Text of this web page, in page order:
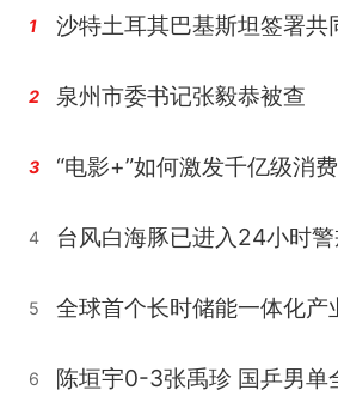
1
2 泉州市委书记张毅恭被查
3
4 台风白海豚已进入24小时
5
6